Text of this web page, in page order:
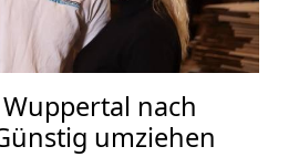
nach
umziehen